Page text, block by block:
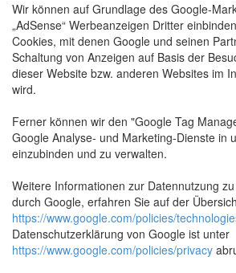
Wir können auf Grundlage des Google-
„AdSense“ Werbeanzeigen Dritter
Cookies, mit denen Google und seinen
Schaltung von Anzeigen auf Basis der
dieser Website bzw. anderen Websites im
wird.
Ferner können wir den "Google Tag
Google Analyse- und Marketing-Dienste in
einzubinden und zu verwalten.
Weitere Informationen zur Datennutzung
durch Google, erfahren Sie auf der
https://www.google.com/policies/
Datenschutzerklärung von Google ist unter
https://www.google.com/policies/privacy